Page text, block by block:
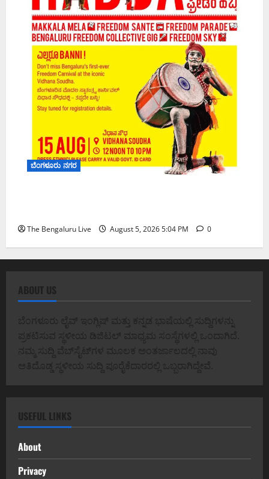
ಬೆಂಗಳೂರು ನಗರ
The Bengaluru Live August 5, 2026 5:04 PM 0
ABOUT US
ಬೆಂಗಳೂರು ಲೈವ್ ಇಂಗ್ಲಿಷ್ ಮತ್ತು ಕನ್ನಡ ಭಾಷೆಯಲ್ಲಿ ಸುದ್ದಿಗಳನ್ನು
ಪ್ರಕಟಿಸುವ ಸ್ಥಳೀಯ ಡಿಜಿಟಲ್ ಮಾಧ್ಯಮ ಸಂಸ್ಥೆಗಳಲ್ಲಿ ಒಂದಾಗಿದೆ.
ನಮ್ಮ ಸುದ್ದಿ ವೆಬ್‌ಸೈಟ್‌ಗಳ ಮೂಲಕ ಅಂತರ್ಜಾಲದಲ್ಲಿ ನಾವು
ಅತಿದೊಡ್ಡ ಸ್ಥಳೀಯ ಸುದ್ದಿ ಪೂರೈಕೆದಾರರಲ್ಲಿ ಒಬ್ಬರಾಗಿದ್ದೇವೆ.
USEFUL LINKS
About
Privacy